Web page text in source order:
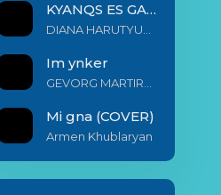
KYANQS ES GALIS EM
Im ynker
Mi gna (COVER)
Armen Khublaryan